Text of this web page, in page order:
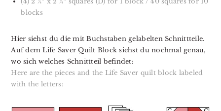
blocks
Hier siehst du die mit Buchstaben gelabelten Schnittteile.
Auf dem Life Saver Quilt Block siehst du nochmal genau,
wo sich welches Schnittteil befindet:
Here are the pieces and the Life Saver quilt block labeled
with the letters: